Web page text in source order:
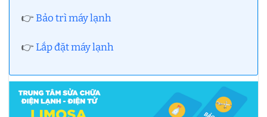
👉Bảo trì máy lạnh
👉Lắp đặt máy lạnh